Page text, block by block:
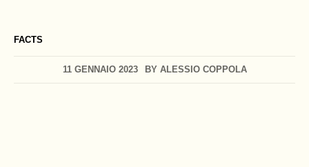
FACTS
11 GENNAIO 2023 BY ALESSIO COPPOLA